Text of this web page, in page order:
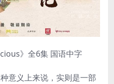
》全6集 国语中字
意义上来说，实则是一部